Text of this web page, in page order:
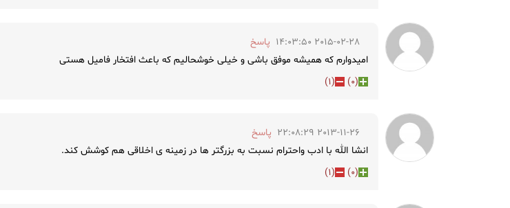
2015-02-28 14:03:50
پاسخ
امیدوارم که همیشه موفق باشی و خیلی خوشحالیم که باعث افتخار فامیل هستی
(
0
)
(
1
)
2013-11-26 22:08:29
پاسخ
انشا الله با ادب واحترام نسبت به بزرگتر ها در زمینه ی اخلاقی هم کوشش کند.
(
0
)
(
1
)